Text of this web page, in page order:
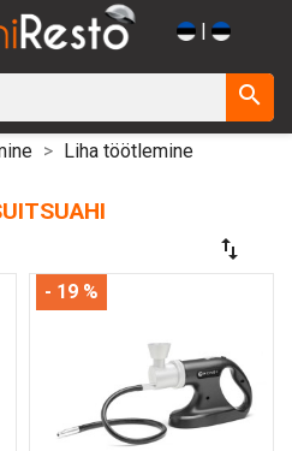
|
search
Liha töötlemine
swap_vert
- 19 %